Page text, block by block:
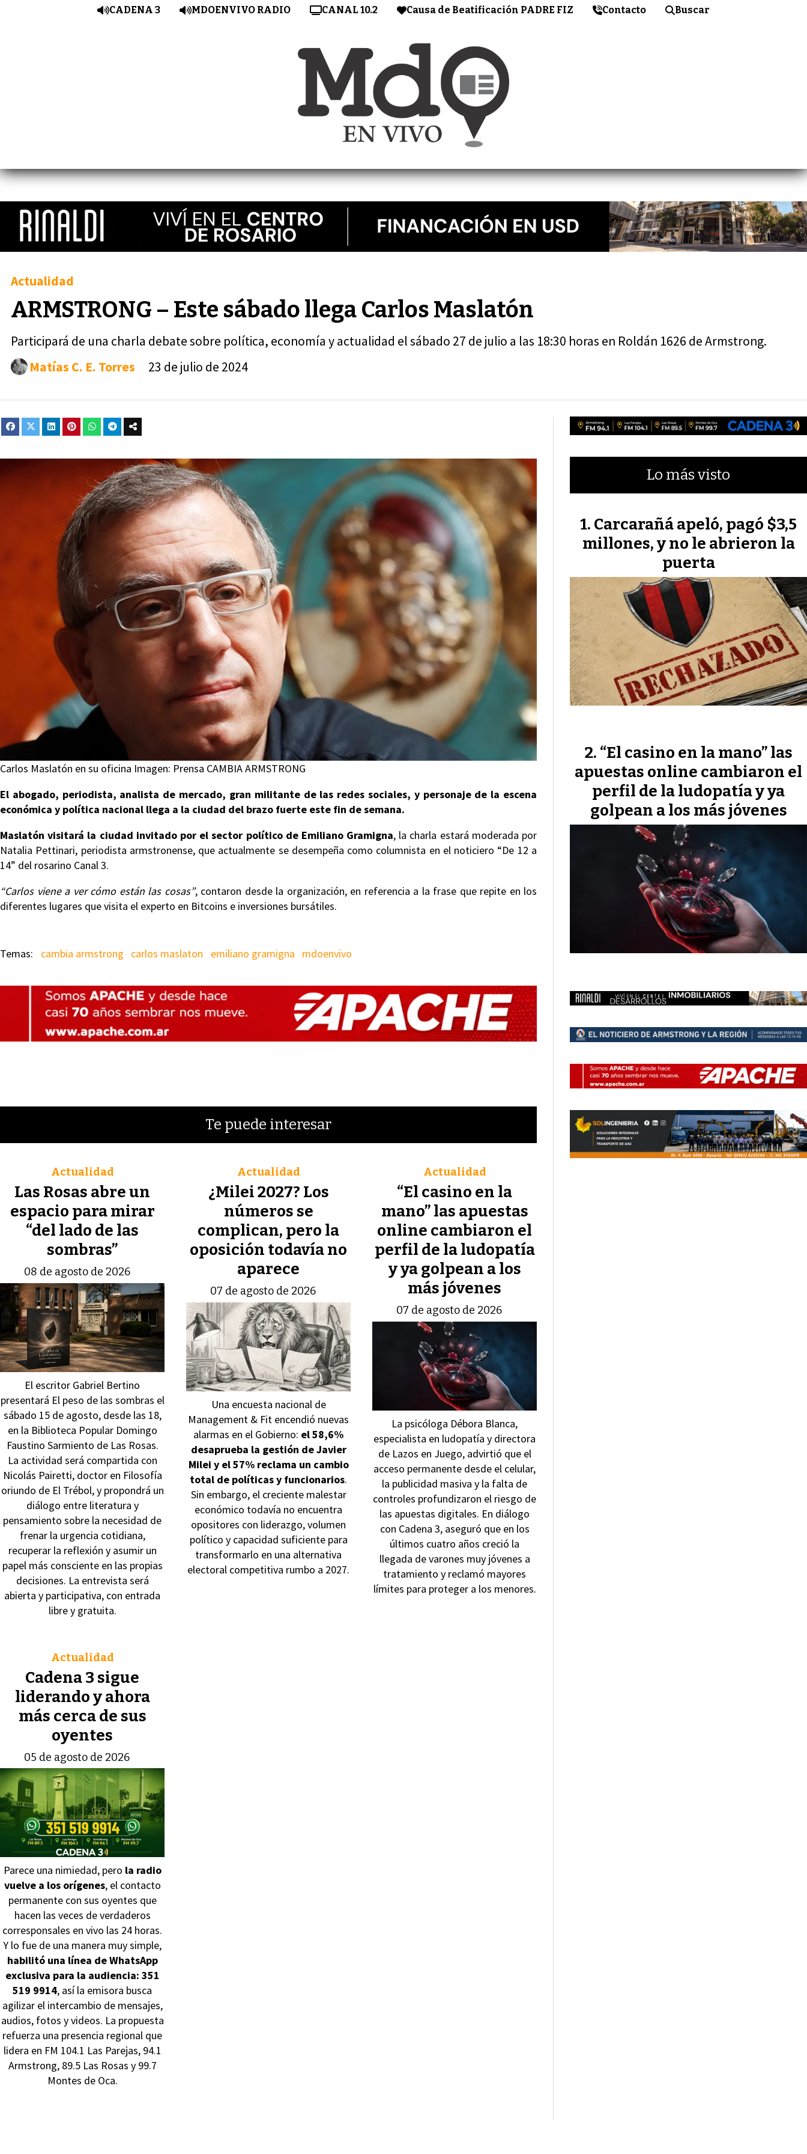
CADENA 3 MDOENVIVO RADIO CANAL 10.2 Causa de Beatificación PADRE FIZ Contacto Buscar
ARMSTRONG – Este sábado llega Carlos Maslatón
Participará de una charla debate sobre política, economía y actualidad el sábado 27 de julio a las 18:30 horas en Roldán 1626 de Armstrong.
Actualidad
23 de julio de 2024
Matías C. E. Torres
Carlos Maslatón en su oficina Imagen: Prensa CAMBIA ARMSTRONG
El abogado, periodista, analista de mercado, gran militante de las redes sociales, y personaje de la escena
económica y política nacional llega a la ciudad del brazo fuerte este fin de semana.
Maslatón visitará la ciudad invitado por el sector político de Emiliano Gramigna, la charla estará moderada por
Natalia Pettinari, periodista armstronense, que actualmente se desempeña como columnista en el noticiero “De 12 a
14” del rosarino Canal 3.
“Carlos viene a ver cómo están las cosas”, contaron desde la organización, en referencia a la frase que repite en los
diferentes lugares que visita el experto en Bitcoins e inversiones bursátiles.
cambia armstrong carlos maslaton emiliano gramigna mdoenvivo
Te puede interesar
Las Rosas abre un
espacio para mirar
“del lado de las
sombras”
Actualidad
08 de agosto de 2026
El escritor Gabriel Bertino
presentará El peso de las sombras el
sábado 15 de agosto, desde las 18,
en la Biblioteca Popular Domingo
Faustino Sarmiento de Las Rosas.
La actividad será compartida con
Nicolás Pairetti, doctor en Filosofía
oriundo de El Trébol, y propondrá un
diálogo entre literatura y
pensamiento sobre la necesidad de
frenar la urgencia cotidiana,
recuperar la reflexión y asumir un
papel más consciente en las propias
decisiones. La entrevista será
abierta y participativa, con entrada
libre y gratuita.
¿Milei 2027? Los
números se
complican, pero la
oposición todavía no
aparece
Actualidad
07 de agosto de 2026
Una encuesta nacional de
Management & Fit encendió nuevas
alarmas en el Gobierno: el 58,6%
desaprueba la gestión de Javier
Milei y el 57% reclama un cambio
total de políticas y funcionarios.
Sin embargo, el creciente malestar
económico todavía no encuentra
opositores con liderazgo, volumen
político y capacidad suficiente para
transformarlo en una alternativa
electoral competitiva rumbo a 2027.
“El casino en la
mano” las apuestas
online cambiaron el
perfil de la ludopatía
y ya golpean a los
más jóvenes
Actualidad
07 de agosto de 2026
La psicóloga Débora Blanca,
especialista en ludopatía y directora
de Lazos en Juego, advirtió que el
acceso permanente desde el celular,
la publicidad masiva y la falta de
controles profundizaron el riesgo de
las apuestas digitales. En diálogo
con Cadena 3, aseguró que en los
últimos cuatro años creció la
llegada de varones muy jóvenes a
tratamiento y reclamó mayores
límites para proteger a los menores.
Cadena 3 sigue
liderando y ahora
más cerca de sus
oyentes
Actualidad
05 de agosto de 2026
Parece una nimiedad, pero la radio
vuelve a los orígenes, el contacto
permanente con sus oyentes que
hacen las veces de verdaderos
corresponsales en vivo las 24 horas.
Y lo fue de una manera muy simple,
habilitó una línea de WhatsApp
exclusiva para la audiencia: 351
519 9914, así la emisora busca
agilizar el intercambio de mensajes,
audios, fotos y videos. La propuesta
refuerza una presencia regional que
lidera en FM 104.1 Las Parejas, 94.1
Armstrong, 89.5 Las Rosas y 99.7
Montes de Oca.
Lo más visto
Carcarañá apeló, pagó $3,5
millones, y no le abrieron la
puerta
“El casino en la mano” las
apuestas online cambiaron el
perfil de la ludopatía y ya
golpean a los más jóvenes